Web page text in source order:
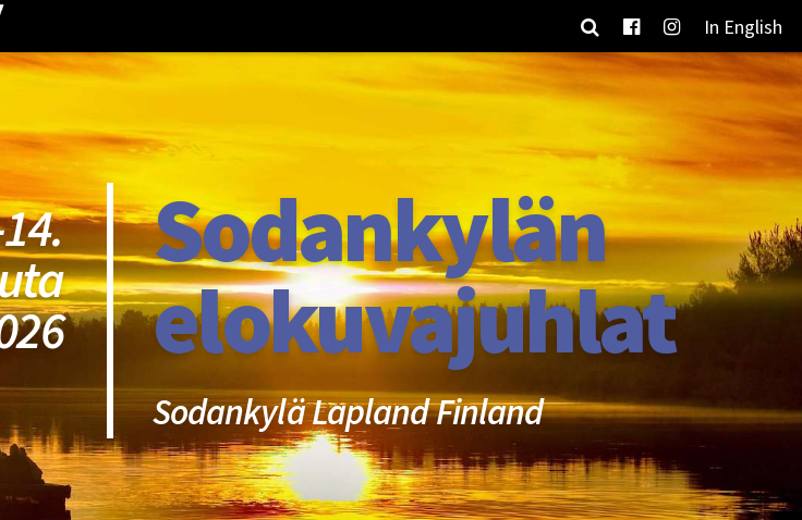
In English
Sodankylän
elokuvajuhlat
Sodankylä Lapland Finland